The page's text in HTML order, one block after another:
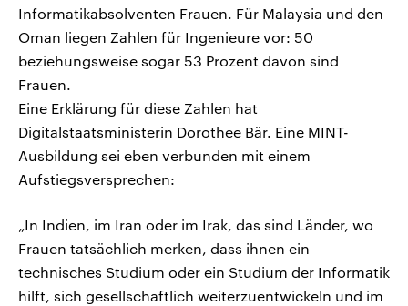
Informatikabsolventen Frauen. Für Malaysia und den
Oman liegen Zahlen für Ingenieure vor: 50
beziehungsweise sogar 53 Prozent davon sind
Frauen.
Eine Erklärung für diese Zahlen hat
Digitalstaatsministerin Dorothee Bär. Eine MINT-
Ausbildung sei eben verbunden mit einem
Aufstiegsversprechen:
„In Indien, im Iran oder im Irak, das sind Länder, wo
Frauen tatsächlich merken, dass ihnen ein
technisches Studium oder ein Studium der Informatik
hilft, sich gesellschaftlich weiterzuentwickeln und im